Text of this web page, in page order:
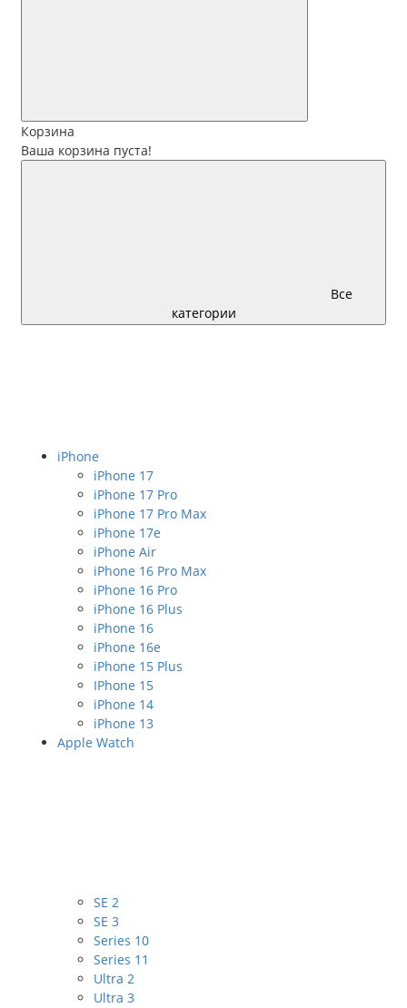
Корзина
Ваша корзина пуста!
Все
категории
iPhone
iPhone 17
iPhone 17 Pro
iPhone 17 Pro Max
iPhone 17e
iPhone Air
iPhone 16 Pro Max
iPhone 16 Pro
iPhone 16 Plus
iPhone 16
iPhone 16e
iPhone 15 Plus
IPhone 15
iPhone 14
iPhone 13
Apple Watch
SE 2
SE 3
Series 10
Series 11
Ultra 2
Ultra 3